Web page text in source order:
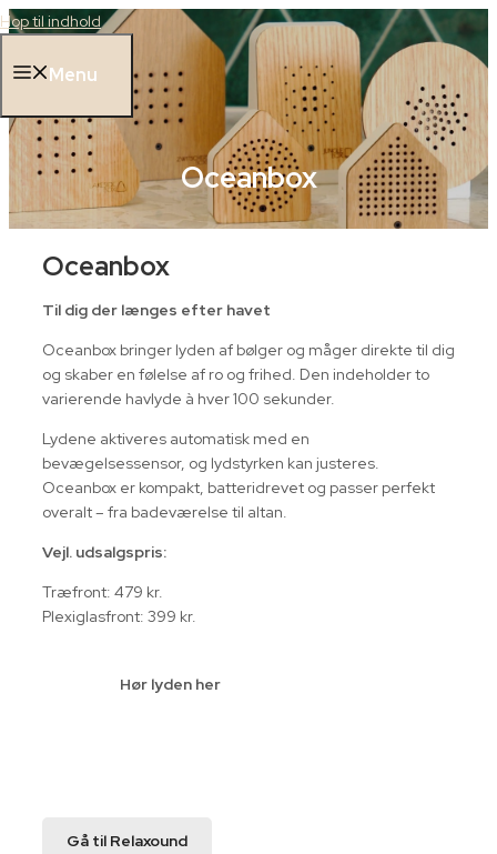
Hop til indhold
Menu
Oceanbox
Oceanbox
Til dig der længes efter havet
Oceanbox bringer lyden af bølger og måger direkte til dig
og skaber en følelse af ro og frihed. Den indeholder to
varierende havlyde à hver 100 sekunder.
Lydene aktiveres automatisk med en
bevægelsessensor, og lydstyrken kan justeres.
Oceanbox er kompakt, batteridrevet og passer perfekt
overalt – fra badeværelse til altan.
Vejl. udsalgspris:
Træfront: 479 kr.
Plexiglasfront: 399 kr.
Hør lyden her
Gå til Relaxound